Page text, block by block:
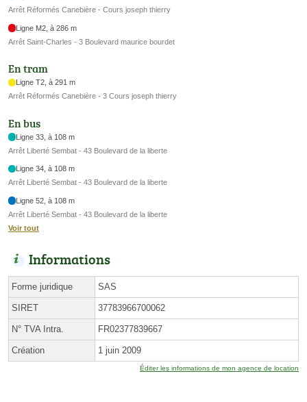
Arrêt Réformés Canebière - Cours joseph thierry
Ligne M2, à 286 m
Arrêt Saint-Charles - 3 Boulevard maurice bourdet
En tram
Ligne T2, à 291 m
Arrêt Réformés Canebière - 3 Cours joseph thierry
En bus
Ligne 33, à 108 m
Arrêt Liberté Sembat - 43 Boulevard de la liberte
Ligne 34, à 108 m
Arrêt Liberté Sembat - 43 Boulevard de la liberte
Ligne 52, à 108 m
Arrêt Liberté Sembat - 43 Boulevard de la liberte
Voir tout
Informations
Forme juridique SAS
SIRET 37783966700062
N° TVA Intra. FR02377839667
Création 1 juin 2009
Éditer les informations de mon agence de location